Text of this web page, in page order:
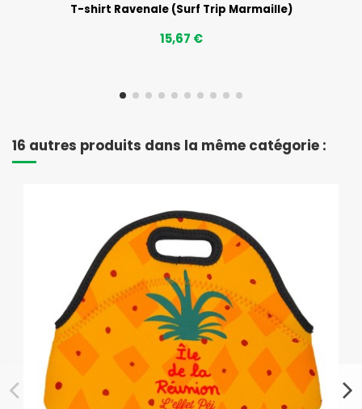
T-shirt Ravenale (Surf Trip Marmaille)
15,67 €
16 autres produits dans la même catégorie :